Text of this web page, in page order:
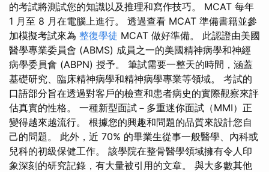
的考試將測試您的知識以及推理和寫作技巧。 MCAT 每年
1 月至 8 月在電腦上進行。 透過查看 MCAT 準備書籍並參
加模擬考試來為 整復學徒 MCAT 做好準備。 此認證由美國
醫學專業委員會 (ABMS) 成員之一的美國精神病學和神經
病學委員會 (ABPN) 授予。 筆試需要一整天的時間，涵蓋
基礎研究、臨床精神病學和精神病學專業等領域。 考試的
口語部分旨在透過對客戶的檢查和患者病史的實際觀察來評
估真實的性格。 一種新型面試－多重迷你面試（MMI）正
變得越來越流行。 根據您的興趣和問題的品質來設計您自
己的問題。 此外，近 70% 的畢業生從事一般醫學、內科或
兒科的初級保健工作。 該學院在整骨醫學領域擁有令人印
象深刻的研究記錄，有大量被引用的文章。 與大多數其他